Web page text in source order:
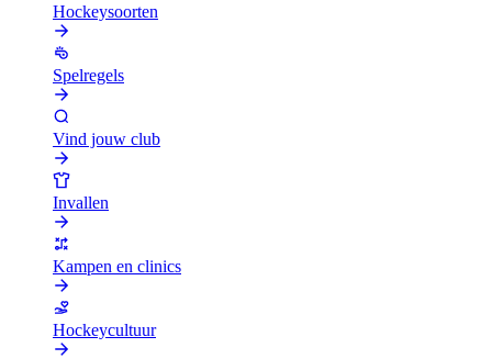
Hockeysoorten
Spelregels
Vind jouw club
Invallen
Kampen en clinics
Hockeycultuur